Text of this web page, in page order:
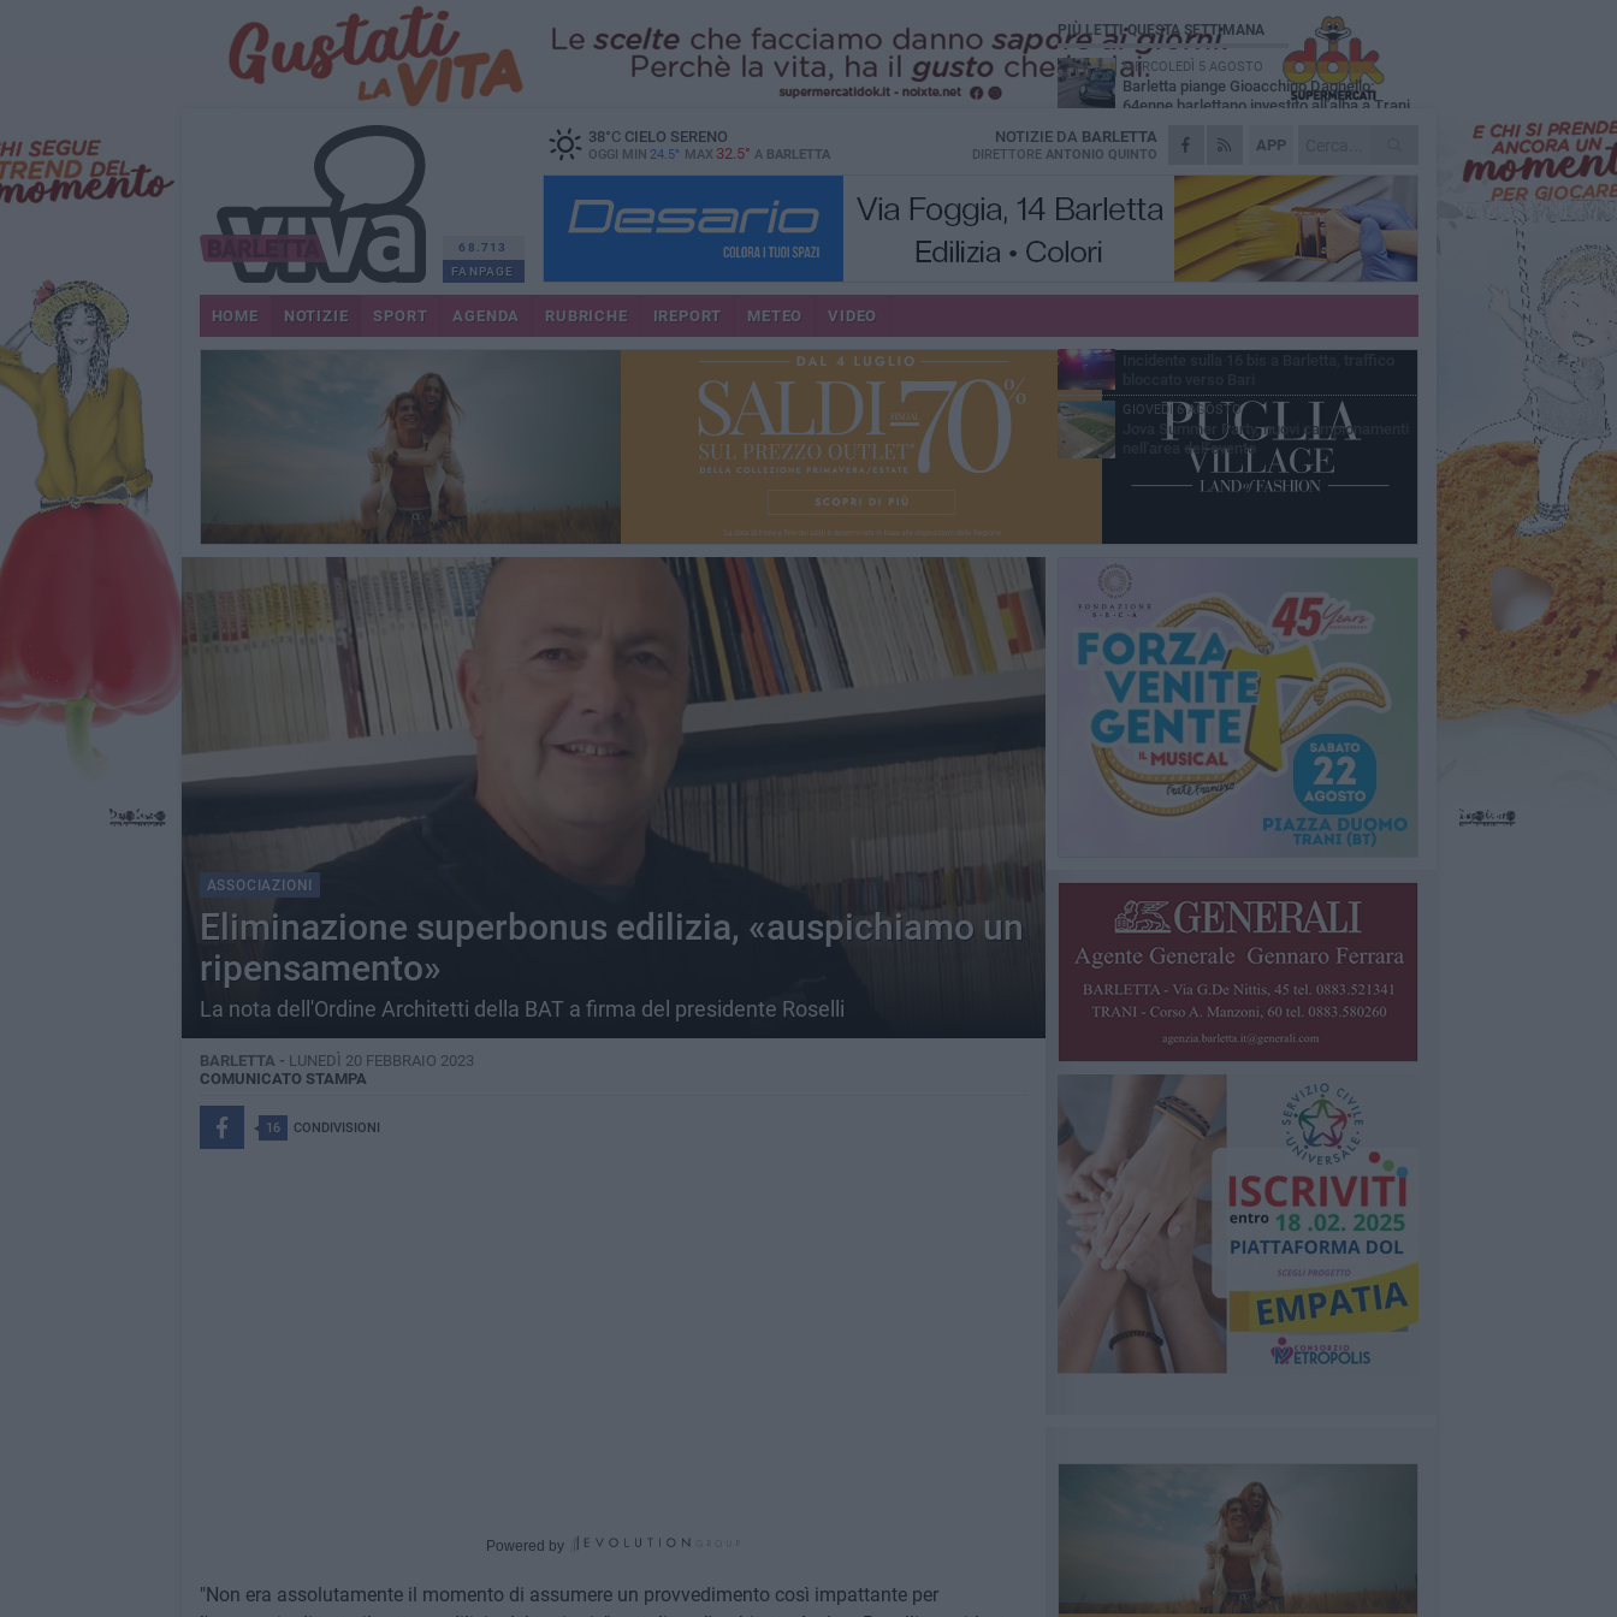
68.713
FANPAGE
38°CCIELO SERENO
OGGI MIN 24.5° MAX 32.5° A BARLETTA
APP
NOTIZIE DA BARLETTA
DIRETTORE ANTONIO QUINTO
HOME NOTIZIE SPORT AGENDA RUBRICHE IREPORT METEO VIDEO
ASSOCIAZIONI
Eliminazione superbonus edilizia, «auspichiamo un
ripensamento»
La nota dell'Ordine Architetti della BAT a firma del presidente Roselli
BARLETTA - LUNEDÌ 20 FEBBRAIO 2023
COMUNICATO STAMPA
16 CONDIVISIONI
Powered by
"Non era assolutamente il momento di assumere un provvedimento così impattante per
PIÙ LETTI QUESTA SETTIMANA
MERCOLEDÌ 5 AGOSTO
Barletta piange Gioacchino Dagnello:
64enne barlettano investito all'alba a Trani
GIOVEDÌ 6 AGOSTO
Il ricordo di "Cecco", il benzinaio col
sorriso: «Contava i giorni che lo
separavano dalla pensione»
MERCOLEDÌ 5 AGOSTO
Jova Summer Party, giovedì mattina
sopralluogo nell'area dell'evento
DOMENICA 2 AGOSTO
Beni confiscati alla mafia. Nasce il servizio
VENERDÌ 7 AGOSTO
GIOVEDÌ 6 AGOSTO
Jova Summer Party, nuovi campionamenti
nell'area dell'evento